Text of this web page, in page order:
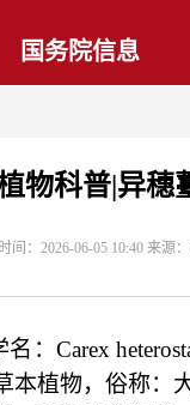
国务院信息
物科普|异穗
时间：2026-06-05 10:40 来源
：Carex
本植物，俗称：